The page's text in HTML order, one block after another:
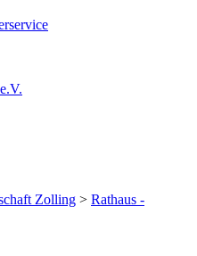
Zolling > Rathaus -